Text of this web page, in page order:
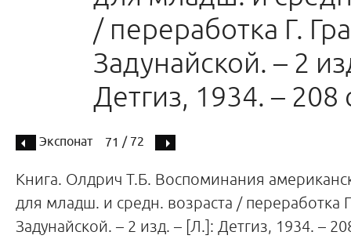
/ переработка Г.
Задунайской. – 2
Детгиз, 1934. – 208
Экспонат 71 / 72
Книга. Олдрич Т.Б. Воспоминания
для младш. и средн. возраста / переработка
Задунайской. – 2 изд. – [Л.]: Детгиз, 1934. –